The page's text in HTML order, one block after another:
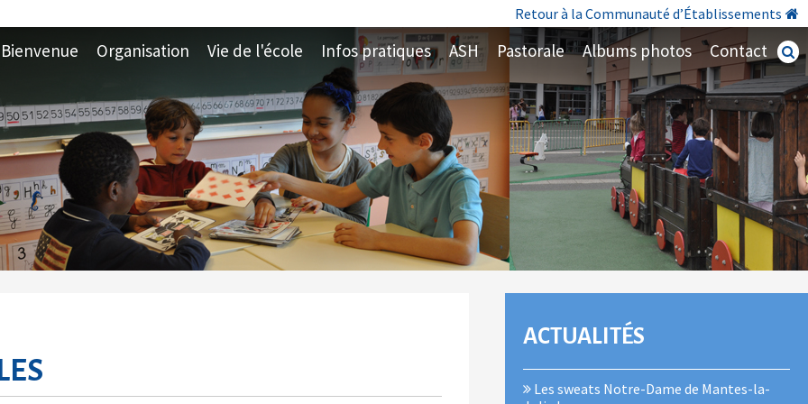
Retour à la Communauté d’Établissements
Bienvenue Organisation Vie de l'école Infos pratiques ASH Pastorale Albums photos Contact
NAVIGATION
ACTUALITÉS
Les sweats Notre-Dame de Mantes-la-